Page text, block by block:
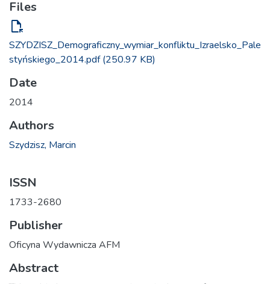
Files
file_open
SZYDZISZ_Demograficzny_wymiar_konfliktu_Izraelsko_Pale
styńskiego_2014.pdf(250.97 KB)
Date
2014
Authors
Szydzisz, Marcin
ISSN
1733-2680
Publisher
Oficyna Wydawnicza AFM
Abstract